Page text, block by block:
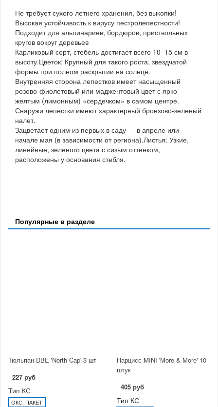
Не требует сухого летнего хранения, без выкопки!
Высокая устойчивость к вирусу пестролепестности!
Подходит для альпинариев, бордюров, приствольных
кругов вокруг деревьев
Карликовый сорт, стебель достигает всего 10–15 см в
высоту.Цветок: Крупный для такого роста, звездчатой
формы при полном раскрытии на солнце.
Внутренняя сторона лепестков имеет насыщенный
розово-фиолетовый или маджентовый цвет с ярко-
желтым (лимонным) «сердечком» в самом центре.
Снаружи лепестки имеют характерный бронзово-зеленый
налет.
Зацветает одним из первых в саду — в апреле или
начале мая (в зависимости от региона).Листья: Узкие,
линейные, зеленого цвета с сизым оттенком,
расположены у основания стебля.
Популярные в разделе
Тюльпан DBE 'North Cap' 3 шт
227 руб
Тип КС
ОКС, ПАКЕТ
Нарцисс MINI 'More & More' 10
штук
405 руб
Тип КС